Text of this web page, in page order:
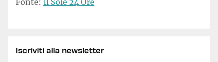
Fonte: Il Sole 24 Ore
Iscriviti alla newsletter